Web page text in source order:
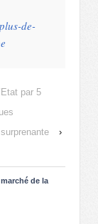
de-
par 5
›
de la